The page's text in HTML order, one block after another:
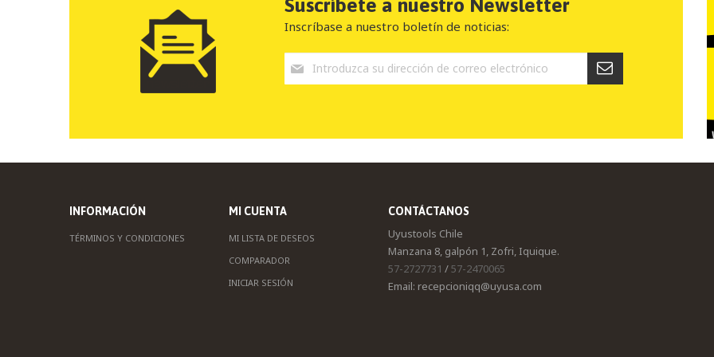
Suscríbete a nuestro Newsletter
Inscríbase a nuestro boletín de noticias:
INFORMACIÓN
TÉRMINOS Y CONDICIONES
MI CUENTA
MI LISTA DE DESEOS
COMPARADOR
INICIAR SESIÓN
CONTÁCTANOS
Uyustools Chile
Manzana 8, galpón 1, Zofri, Iquique.
57-2727731 /57-2470065
Email: recepcioniqq@uyusa.com